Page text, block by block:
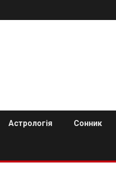
Астрологія Сонник